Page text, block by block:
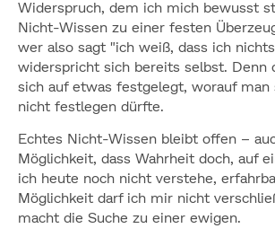
Widerspruch, dem ich mich bewusst
Nicht-Wissen zu einer festen
wer also sagt "ich weiß, dass ich
widerspricht sich bereits selbst. Denn
sich auf etwas festgelegt, worauf man
nicht festlegen dürfte.
Echtes Nicht-Wissen bleibt offen –
Möglichkeit, dass Wahrheit doch, auf
ich heute noch nicht verstehe,
Möglichkeit darf ich mir nicht
macht die Suche zu einer ewigen.